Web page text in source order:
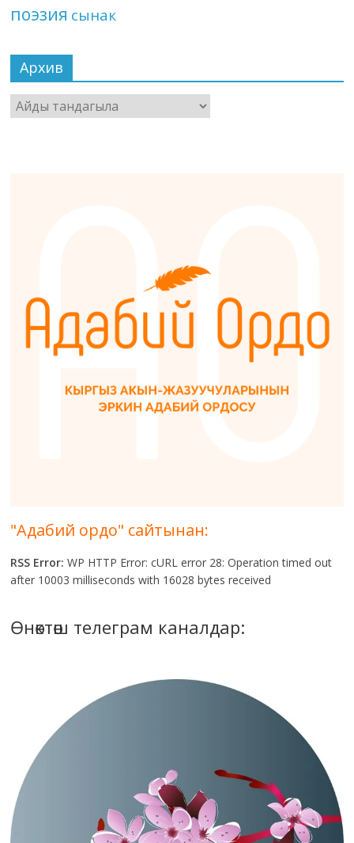
поэзия сынак
Архив
Архив
"Адабий ордо" сайтынан:
RSS Error: WP HTTP Error: cURL error 28: Operation timed out
after 10003 milliseconds with 16028 bytes received
Өнөктөш телеграм каналдар: